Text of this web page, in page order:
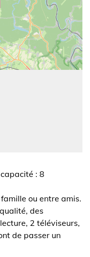
: 8
ou entre amis.
des
2 téléviseurs,
de passer un